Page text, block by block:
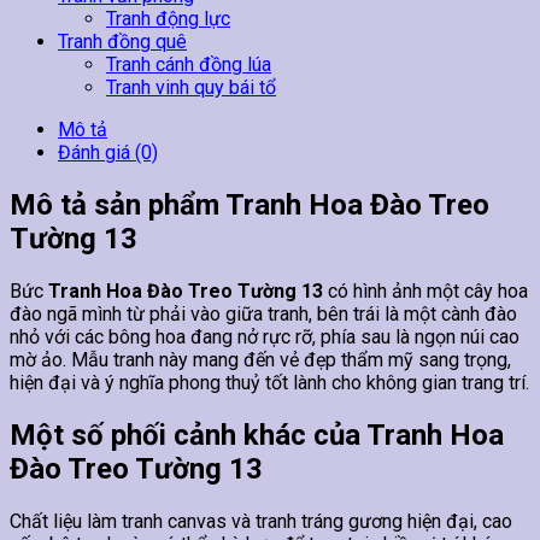
Tranh động lực
Tranh đồng quê
Tranh cánh đồng lúa
Tranh vinh quy bái tổ
Mô tả
Đánh giá (0)
Mô tả sản phẩm Tranh Hoa Đào Treo
Tường 13
Bức Tranh Hoa Đào Treo Tường 13 có hình ảnh một cây hoa
đào ngã mình từ phải vào giữa tranh, bên trái là một cành đào
nhỏ với các bông hoa đang nở rực rỡ, phía sau là ngọn núi cao
mờ ảo. Mẫu tranh này mang đến vẻ đẹp thẩm mỹ sang trọng,
hiện đại và ý nghĩa phong thuỷ tốt lành cho không gian trang trí.
Một số phối cảnh khác của Tranh Hoa
Đào Treo Tường 13
Chất liệu làm tranh canvas và tranh tráng gương hiện đại, cao